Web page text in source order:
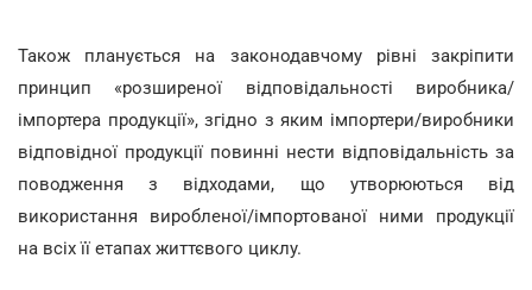
Також планується на законодавчому рівні закріпити
принцип «розширеної відповідальності виробника/
імпортера продукції», згідно з яким імпортери/виробники
відповідної продукції повинні нести відповідальність за
поводження з відходами, що утворюються від
використання виробленої/імпортованої ними продукції
на всіх її етапах життєвого циклу.